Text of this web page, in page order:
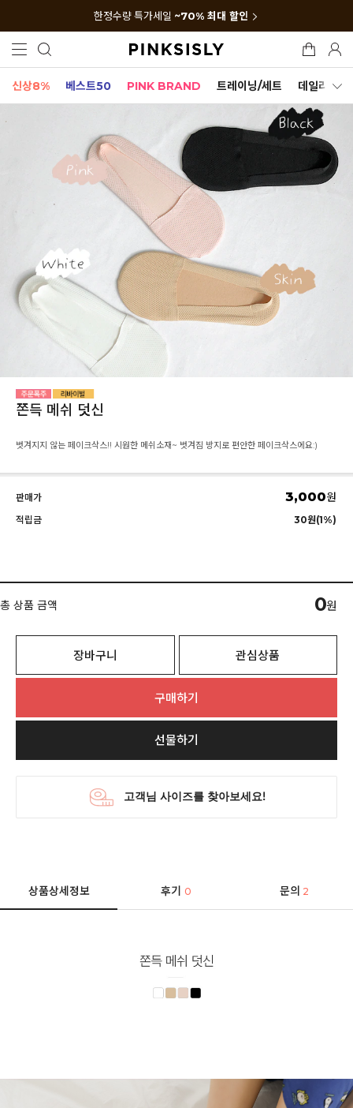
한정수량 특가세일 ~70% 최대 할인
신상8% 베스트50 PINK BRAND 트레이닝/세트 데일리세트
쫀득 메쉬 덧신
벗겨지지 않는 페이크삭스!! 시원한 메쉬소재~ 벗겨짐 방지로 편안한 페이크삭스에요:)
판매가 3,000원
적립금 30원(1%)
총 상품 금액 0원
장바구니 관심상품
구매하기
선물하기
상품상세정보 후기0 문의 2